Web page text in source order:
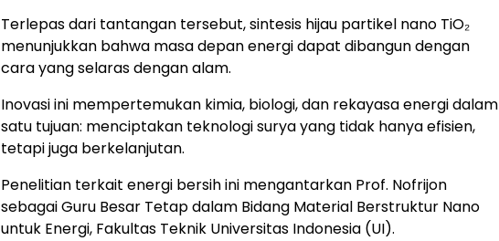
Terlepas dari tantangan tersebut, sintesis hijau partikel nano TiO₂
menunjukkan bahwa masa depan energi dapat dibangun dengan
cara yang selaras dengan alam.
Inovasi ini mempertemukan kimia, biologi, dan rekayasa energi dalam
satu tujuan: menciptakan teknologi surya yang tidak hanya efisien,
tetapi juga berkelanjutan.
Penelitian terkait energi bersih ini mengantarkan Prof. Nofrijon
sebagai Guru Besar Tetap dalam Bidang Material Berstruktur Nano
untuk Energi, Fakultas Teknik Universitas Indonesia (UI).